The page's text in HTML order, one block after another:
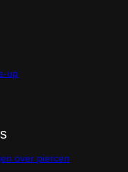
up
over piercen